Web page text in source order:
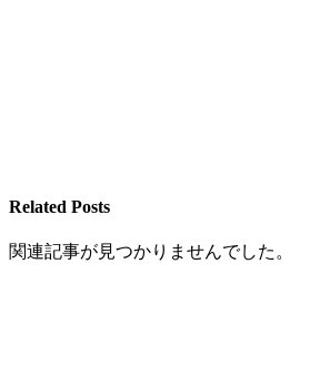
Related Posts
関連記事が見つかりませんでした。